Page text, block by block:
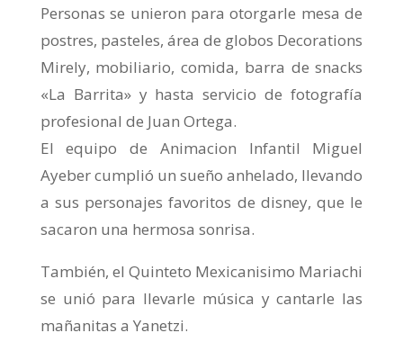
Personas se unieron para otorgarle mesa de
postres, pasteles, área de globos Decorations
Mirely, mobiliario, comida, barra de snacks
«La Barrita» y hasta servicio de fotografía
profesional de Juan Ortega.
El equipo de Animacion Infantil Miguel
Ayeber cumplió un sueño anhelado, llevando
a sus personajes favoritos de disney, que le
sacaron una hermosa sonrisa.
También, el Quinteto Mexicanisimo Mariachi
se unió para llevarle música y cantarle las
mañanitas a Yanetzi.